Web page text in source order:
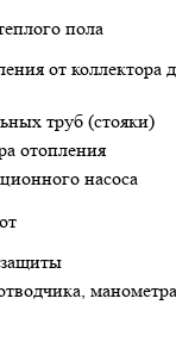
пола
от коллектора
труб (стояки)
отопления
насоса
манометра,